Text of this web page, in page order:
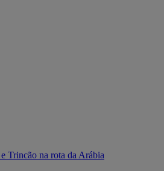
Trincão na rota da Arábia